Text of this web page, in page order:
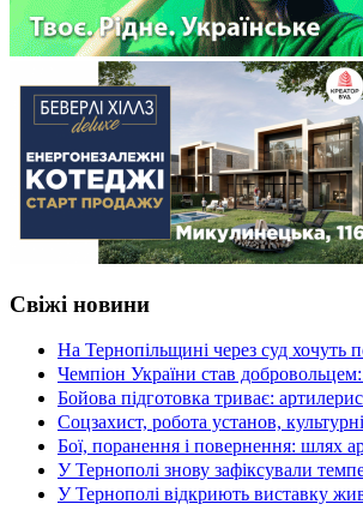
Свіжі новини
На Тернопільщині через суд хочуть
Чемпіон України став
Бойова підготовка триває:
Соцзахист, робота установ,
Бої, поранення і повернення: шлях
У Тернополі знову зафіксували
У Тернополі відкриють виставку